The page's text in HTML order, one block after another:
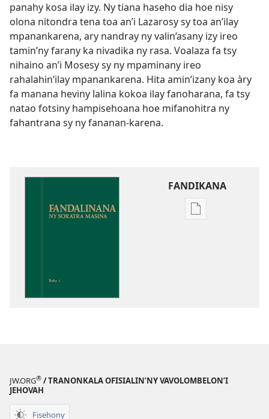
panahy kosa ilay izy. Ny tiana haseho dia hoe nisy
olona nitondra tena toa an’i Lazarosy sy toa an’ilay
mpanankarena, ary nandray ny valin’asany izy ireo
tamin’ny farany ka nivadika ny rasa. Voalaza fa tsy
nihaino an’i Mosesy sy ny mpaminany ireo
rahalahin’ilay mpanankarena. Hita amin’izany koa àry
fa manana heviny lalina kokoa ilay fanoharana, fa tsy
natao fotsiny hampisehoana hoe mifanohitra ny
fahantrana sy ny fananan-karena.
FANDIKANA
Fandikana
JW.ORG® / TRANONKALA OFISIALIN’NY VAVOLOMBELON’I
JEHOVAH
Fisehony